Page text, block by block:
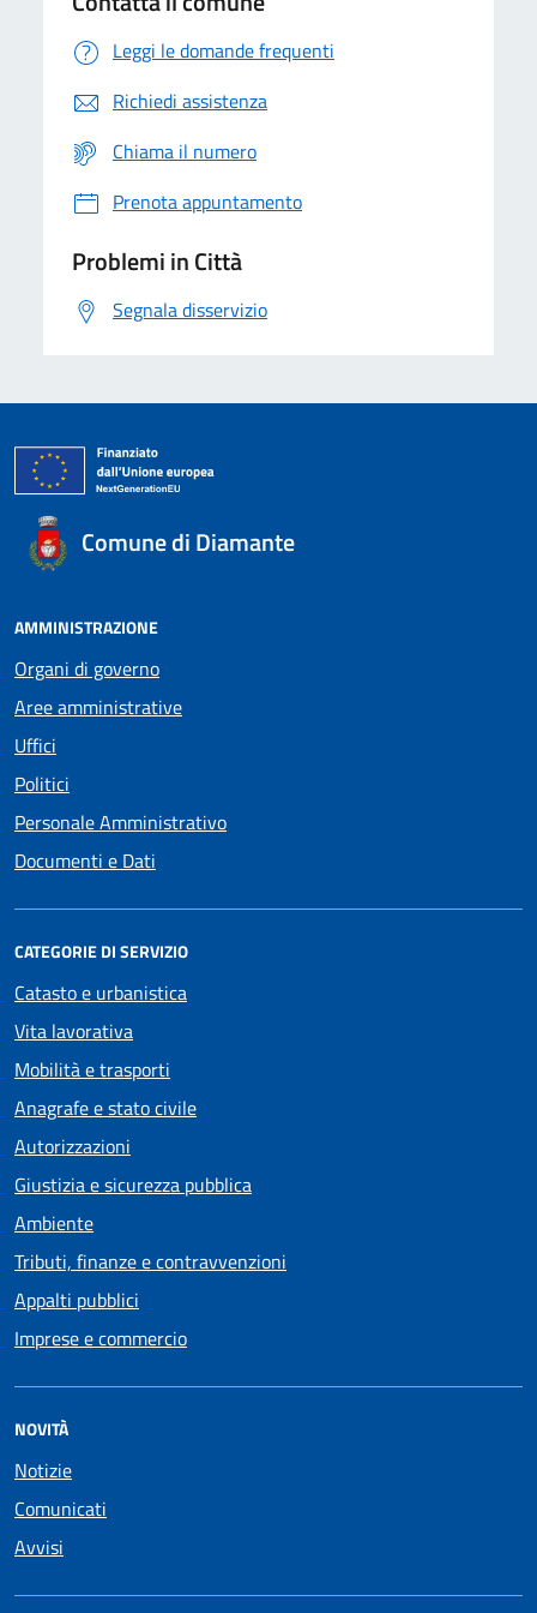
Leggi le domande frequenti
Richiedi assistenza
Chiama il numero
Prenota appuntamento
Problemi in Città
Segnala disservizio
Comune di Diamante
AMMINISTRAZIONE
Organi di governo
Aree amministrative
Uffici
Politici
Personale Amministrativo
Documenti e Dati
CATEGORIE DI SERVIZIO
Catasto e urbanistica
Vita lavorativa
Mobilità e trasporti
Anagrafe e stato civile
Autorizzazioni
Giustizia e sicurezza pubblica
Ambiente
Tributi, finanze e contravvenzioni
Appalti pubblici
Imprese e commercio
NOVITÀ
Notizie
Comunicati
Avvisi